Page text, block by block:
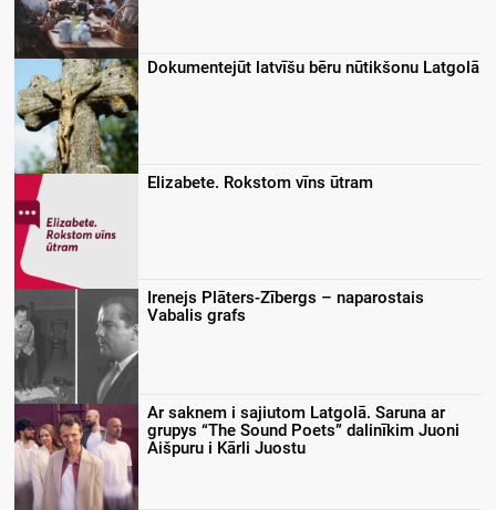
Dokumentejūt latvīšu bēru nūtikšonu Latgolā
Elizabete. Rokstom vīns ūtram
Irenejs Plāters-Zībergs – naparostais
Vabalis grafs
Ar saknem i sajiutom Latgolā. Saruna ar
grupys “The Sound Poets” dalinīkim Juoni
Aišpuru i Kārli Juostu